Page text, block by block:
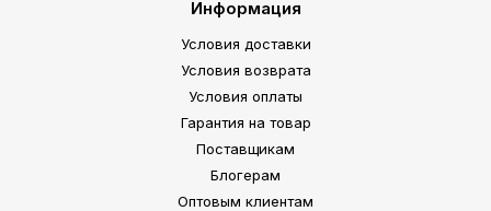
Информация
Условия доставки
Условия возврата
Условия оплаты
Гарантия на товар
Поставщикам
Блогерам
Оптовым клиентам